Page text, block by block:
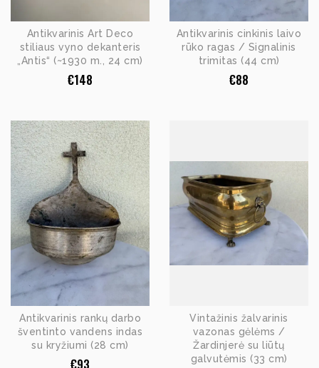
Antikvarinis Art Deco
stiliaus vyno dekanteris
„Antis“ (~1930 m., 24 cm)
€148
Antikvarinis cinkinis laivo
rūko ragas / Signalinis
trimitas (44 cm)
€88
Antikvarinis rankų darbo
šventinto vandens indas
su kryžiumi (28 cm)
€93
Vintažinis žalvarinis
vazonas gėlėms /
Žardinjerė su liūtų
galvutėmis (33 cm)